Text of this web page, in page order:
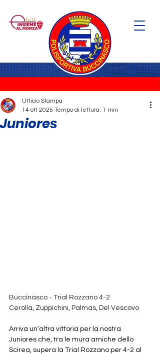
Juniores
Ufficio Stampa
14 ott 2025 Tempo di lettura: 1 min
Buccinasco - Trial Rozzano 4-2
Cerolla, Zuppichini, Palmas, Del Vescovo
Arriva un’altra vittoria per la nostra
Juniores che, tra le mura amiche dello
Scirea, supera la Trial Rozzano per 4-2 al